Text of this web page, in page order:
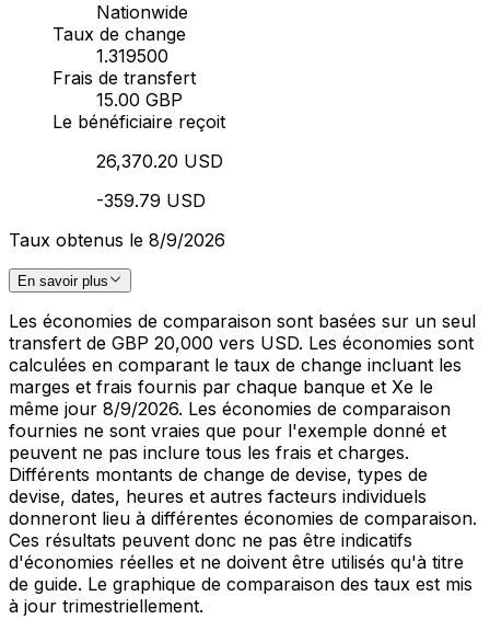
Nationwide
Taux de change
1.319500
Frais de transfert
15.00 GBP
Le bénéficiaire reçoit
26,370.20 USD
-359.79 USD
Taux obtenus le 8/9/2026
En savoir plus
Les économies de comparaison sont basées sur un seul
transfert de GBP 20,000 vers USD. Les économies sont
calculées en comparant le taux de change incluant les
marges et frais fournis par chaque banque et Xe le
même jour 8/9/2026. Les économies de comparaison
fournies ne sont vraies que pour l'exemple donné et
peuvent ne pas inclure tous les frais et charges.
Différents montants de change de devise, types de
devise, dates, heures et autres facteurs individuels
donneront lieu à différentes économies de comparaison.
Ces résultats peuvent donc ne pas être indicatifs
d'économies réelles et ne doivent être utilisés qu'à titre
de guide. Le graphique de comparaison des taux est mis
à jour trimestriellement.